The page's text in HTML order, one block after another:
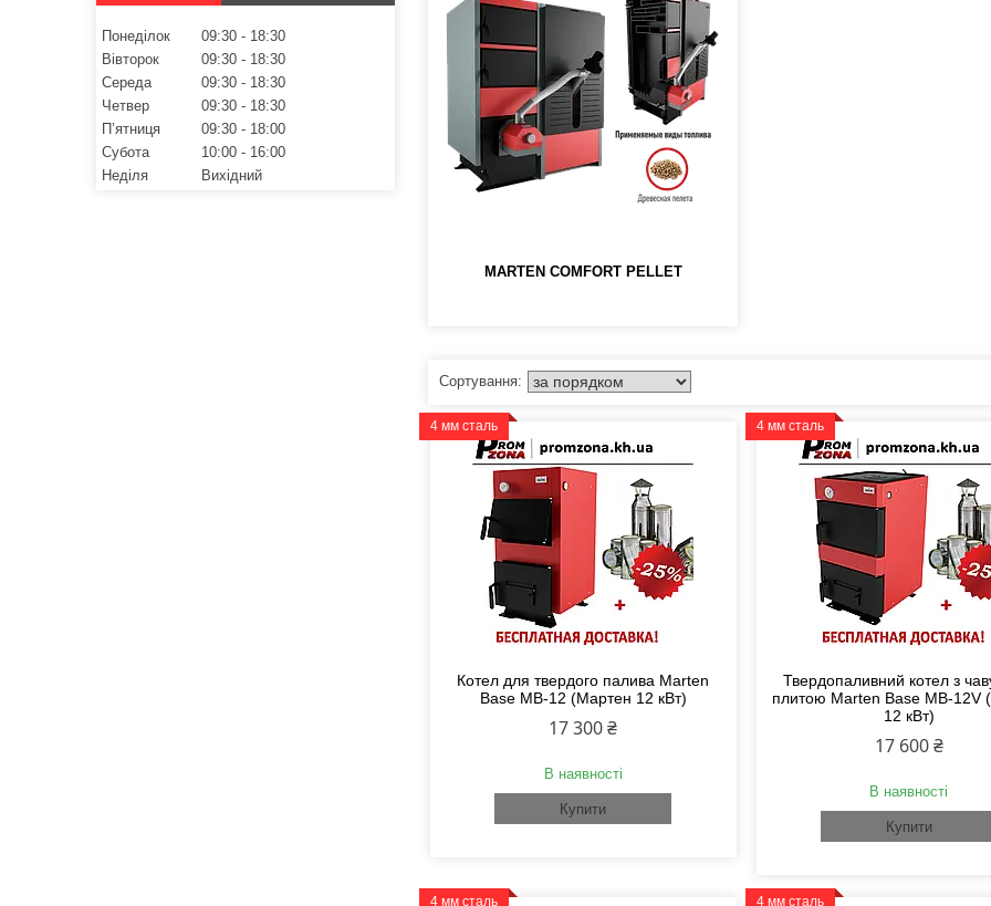
MARTEN COMFORT PELLET
4 мм сталь
Котел для твердого палива Marten
Base MB-12 (Мартен 12 кВт)
17 300 ₴
В наявності
Купити
4 мм сталь
Твердопаливний котел з
плитою Marten Base MB-12V
12 кВт)
17 600 ₴
В наявності
Купити
4 мм сталь 4 мм сталь
Понеділок 09:30
18:30
Вівторок
09:30
18:30
Середа
09:30
18:30
Четвер
09:30
18:30
Пʼятниця
09:30
18:00
Субота
10:00
16:00
Неділя
Вихідний